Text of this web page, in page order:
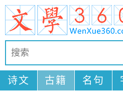
诗文 古籍 名句